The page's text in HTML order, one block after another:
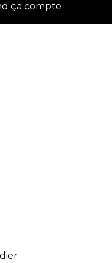
ça compte